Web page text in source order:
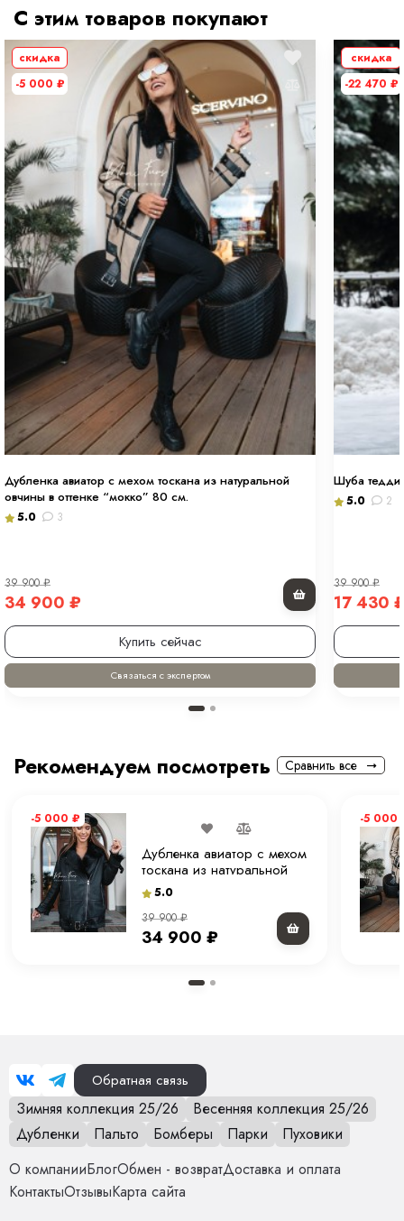
С этим товаров покупают
скидка
-5 000 ₽
Дубленка авиатор с мехом тоскана из натуральной
овчины в оттенке “мокко” 80 см.
5.0 3
39 900₽
34 900 ₽
Купить сейчас
Связаться с экспертом
скидка
-22 470 ₽
Шуба тедди
5.0 2
39 900₽
17 430
Рекомендуем посмотреть Сравнить все
-5 000 ₽
Дубленка авиатор с мехом
тоскана из натуральной
овчины в оттенке “черный”
80 см.
5.0
39 900₽
34 900 ₽
-5 000
Обратная связь
Зимняя коллекция 25/26
Весенняя коллекция 25/26
Дубленки
Пальто Бомберы Парки
Пуховики
О компанииБлогОбмен - возвратДоставка и оплата
КонтактыОтзывыКарта сайта